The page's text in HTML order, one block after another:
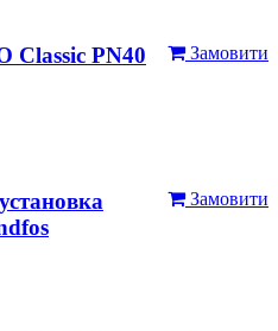
Замовити
Classic PN40
Замовити